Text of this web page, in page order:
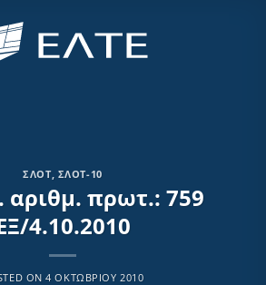
ΣΛΟΤ, ΣΛΟΤ-10
αριθμ. πρωτ.: 759
4.10.2010
ON4 ΟΚΤΩΒΡΊΟΥ 2010